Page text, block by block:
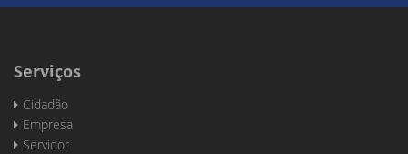
Serviços
Cidadão
Empresa
Servidor